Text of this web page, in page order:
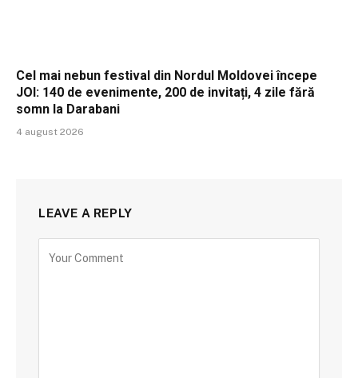
Cel mai nebun festival din Nordul Moldovei începe
JOI: 140 de evenimente, 200 de invitați, 4 zile fără
somn la Darabani
4 august 2026
LEAVE A REPLY